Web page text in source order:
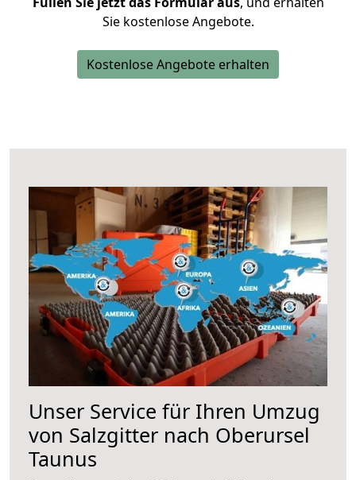
Sie kostenlose Angebote.
Kostenlose Angebote erhalten
Unser Service für Ihren Umzug
von Salzgitter nach Oberursel
Taunus